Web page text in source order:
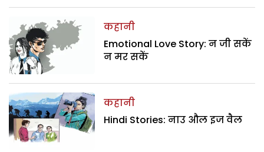
कहानी
Emotional Love Story: न जी सकें
न मर सकें
कहानी
Hindi Stories: नाउ औल इज वैल